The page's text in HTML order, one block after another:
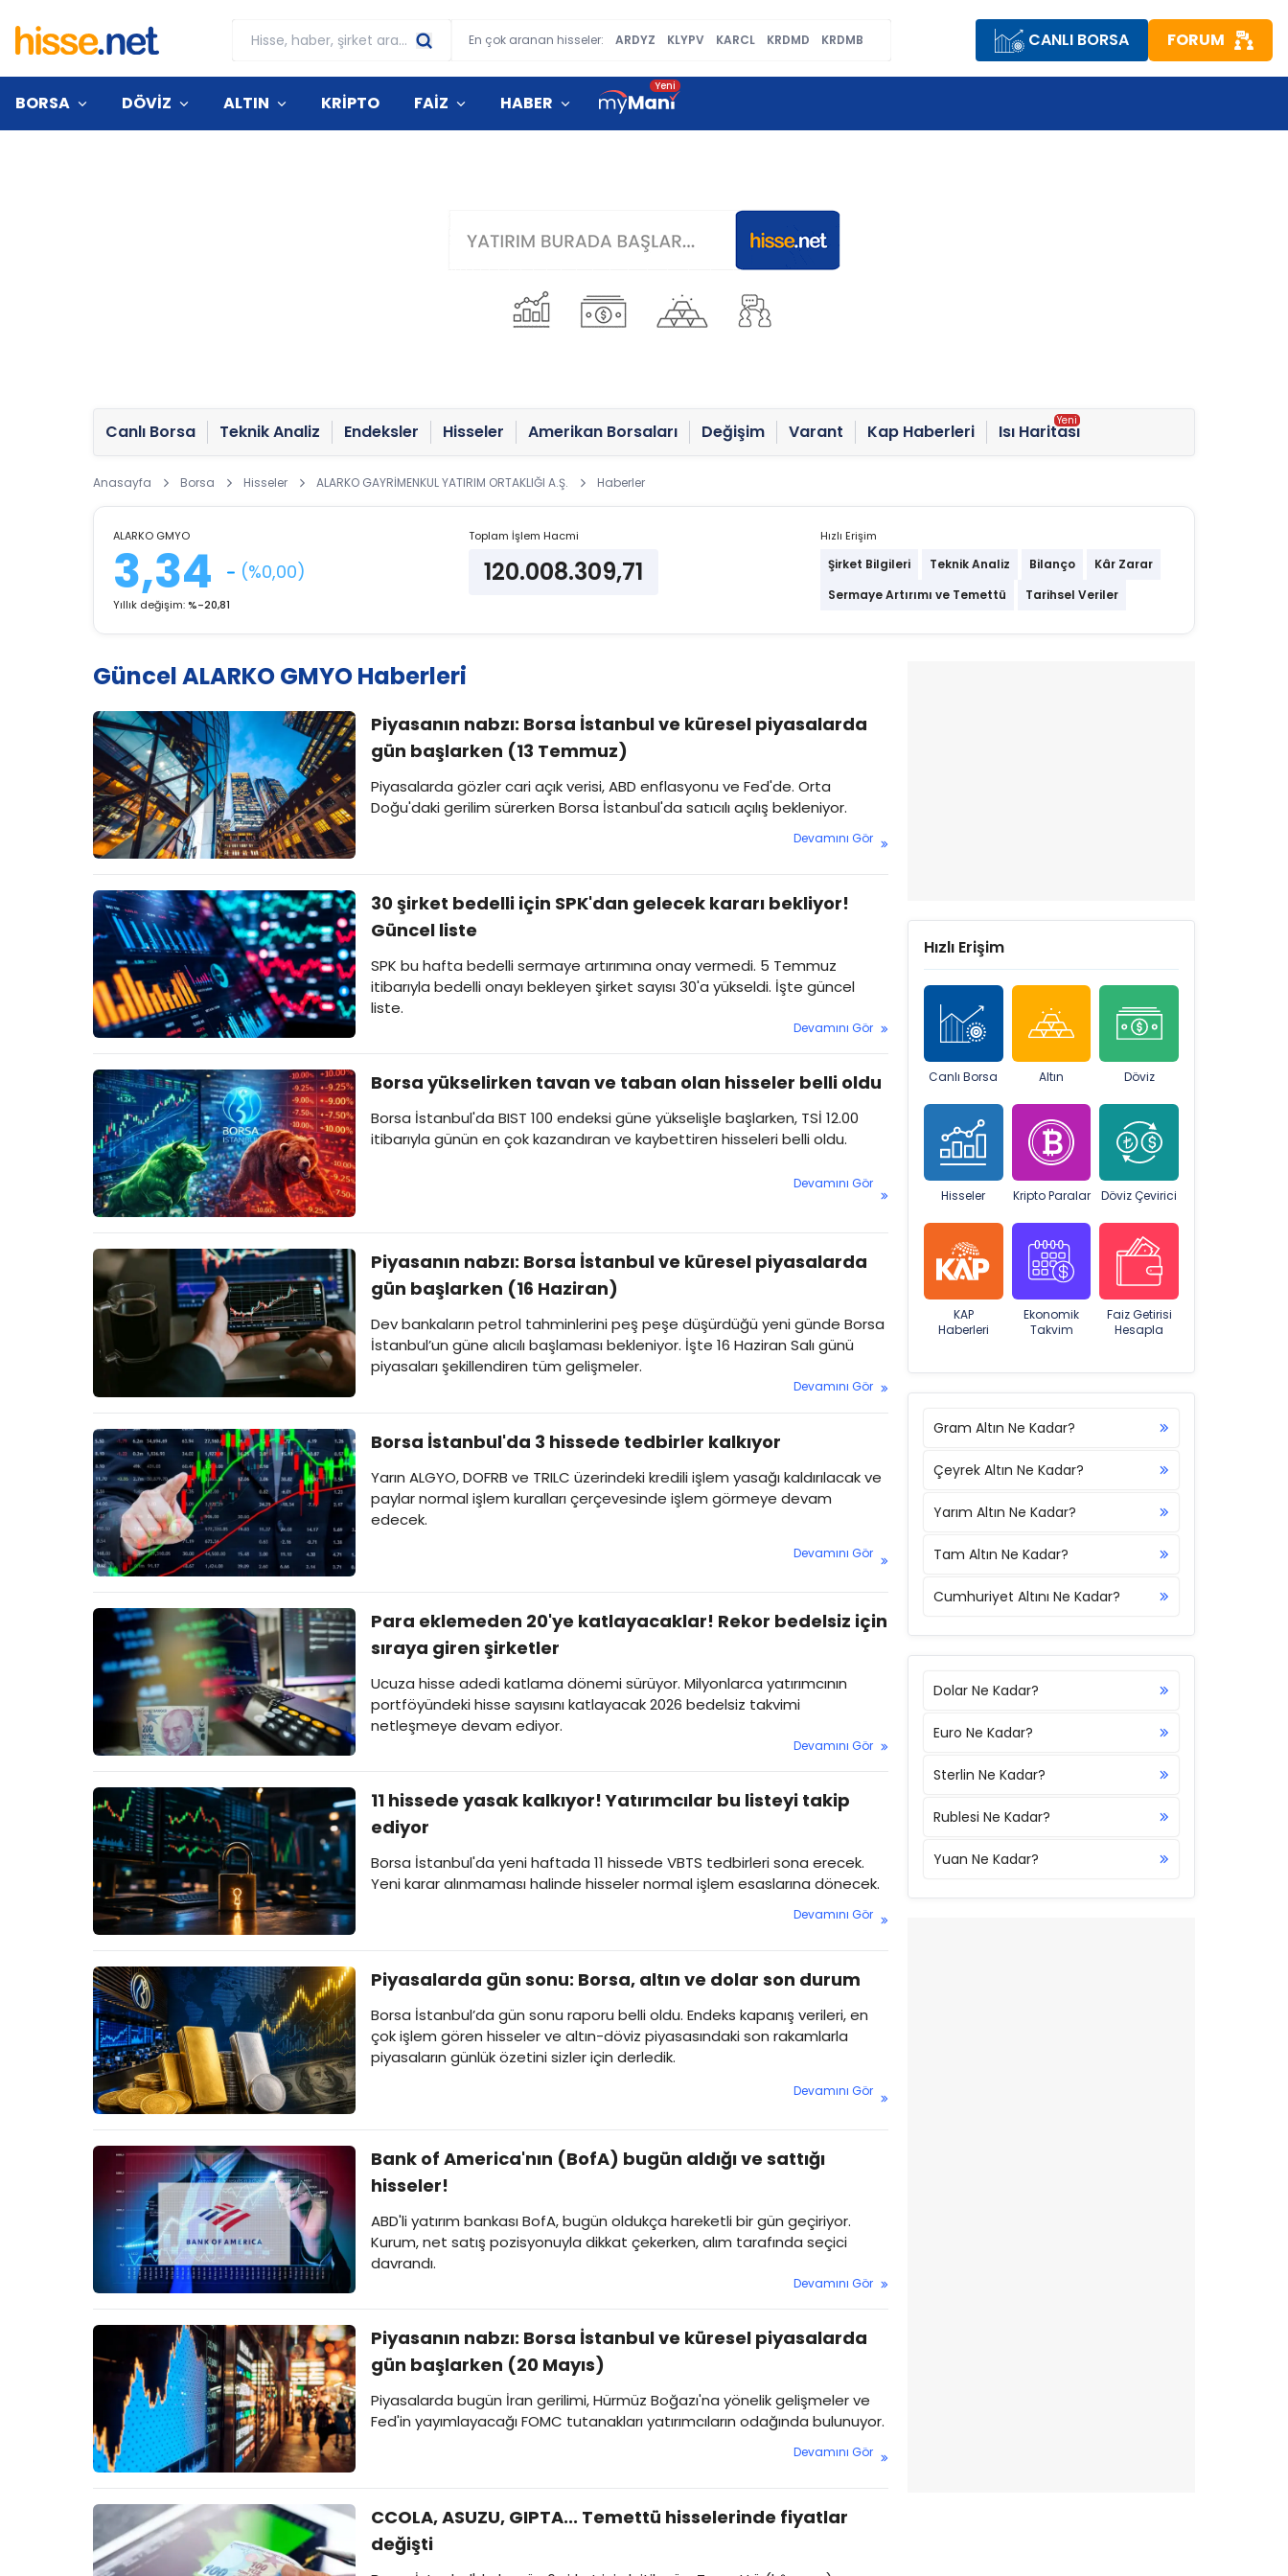
En çok aranan hisseler: ARDYZ KLYPV KARCL KRDMD KRDMB CANLI BORSA FORUM
BORSA DÖVİZ ALTIN KRİPTO FAİZ HABER
Canlı Borsa Teknik Analiz Endeksler Hisseler Amerikan Borsaları Değişim Varant Kap Haberleri Isı Haritası
Anasayfa Borsa Hisseler ALARKO GAYRİMENKUL YATIRIM ORTAKLIĞI A.Ş. Haberler
ALARKO GMYO
3,34 (%0,00)
Yıllık değişim:%-20,81
Toplam İşlem Hacmi
120.008.309,71
Hızlı Erişim
Şirket Bilgileri Teknik Analiz Bilanço
Kâr Zarar
Sermaye Artırımı ve Temettü
Tarihsel Veriler
Güncel ALARKO GMYO Haberleri
Piyasanın nabzı: Borsa İstanbul ve küresel piyasalarda
gün başlarken (13 Temmuz)
Piyasalarda gözler cari açık verisi, ABD enflasyonu ve Fed'de. Orta
Doğu'daki gerilim sürerken Borsa İstanbul'da satıcılı açılış bekleniyor.
Devamını Gör
30 şirket bedelli için SPK'dan gelecek kararı bekliyor!
Güncel liste
SPK bu hafta bedelli sermaye artırımına onay vermedi. 5 Temmuz
itibarıyla bedelli onayı bekleyen şirket sayısı 30'a yükseldi. İşte güncel
liste.
Devamını Gör
Borsa yükselirken tavan ve taban olan hisseler belli oldu
Borsa İstanbul'da BIST 100 endeksi güne yükselişle başlarken, TSİ 12.00
itibarıyla günün en çok kazandıran ve kaybettiren hisseleri belli oldu.
Devamını Gör
Piyasanın nabzı: Borsa İstanbul ve küresel piyasalarda
gün başlarken (16 Haziran)
Dev bankaların petrol tahminlerini peş peşe düşürdüğü yeni günde Borsa
İstanbul’un güne alıcılı başlaması bekleniyor. İşte 16 Haziran Salı günü
piyasaları şekillendiren tüm gelişmeler.
Devamını Gör
Borsa İstanbul'da 3 hissede tedbirler kalkıyor
Yarın ALGYO, DOFRB ve TRILC üzerindeki kredili işlem yasağı kaldırılacak ve
paylar normal işlem kuralları çerçevesinde işlem görmeye devam
edecek.
Devamını Gör
Para eklemeden 20'ye katlayacaklar! Rekor bedelsiz için
sıraya giren şirketler
Ucuza hisse adedi katlama dönemi sürüyor. Milyonlarca yatırımcının
portföyündeki hisse sayısını katlayacak 2026 bedelsiz takvimi
netleşmeye devam ediyor.
Devamını Gör
11 hissede yasak kalkıyor! Yatırımcılar bu listeyi takip
ediyor
Borsa İstanbul'da yeni haftada 11 hissede VBTS tedbirleri sona erecek.
Yeni karar alınmaması halinde hisseler normal işlem esaslarına dönecek.
Devamını Gör
Piyasalarda gün sonu: Borsa, altın ve dolar son durum
Borsa İstanbul’da gün sonu raporu belli oldu. Endeks kapanış verileri, en
çok işlem gören hisseler ve altın-döviz piyasasındaki son rakamlarla
piyasaların günlük özetini sizler için derledik.
Devamını Gör
Bank of America'nın (BofA) bugün aldığı ve sattığı
hisseler!
ABD'li yatırım bankası BofA, bugün oldukça hareketli bir gün geçiriyor.
Kurum, net satış pozisyonuyla dikkat çekerken, alım tarafında seçici
davrandı.
Devamını Gör
Piyasanın nabzı: Borsa İstanbul ve küresel piyasalarda
gün başlarken (20 Mayıs)
Piyasalarda bugün İran gerilimi, Hürmüz Boğazı'na yönelik gelişmeler ve
Fed'in yayımlayacağı FOMC tutanakları yatırımcıların odağında bulunuyor.
Devamını Gör
CCOLA, ASUZU, GIPTA... Temettü hisselerinde fiyatlar
değişti
Hızlı Erişim
Canlı Borsa Altın Döviz
Hisseler Kripto Paralar Döviz Çevirici
KAP
Haberleri
Ekonomik
Takvim
Faiz Getirisi
Hesapla
Gram Altın Ne Kadar?
Çeyrek Altın Ne Kadar?
Yarım Altın Ne Kadar?
Tam Altın Ne Kadar?
Cumhuriyet Altını Ne Kadar?
Dolar Ne Kadar?
Euro Ne Kadar?
Sterlin Ne Kadar?
Rublesi Ne Kadar?
Yuan Ne Kadar?